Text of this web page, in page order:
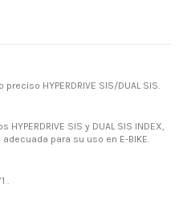
HYPERDRIVE SIS/DUAL SIS.
SIS y DUAL SIS INDEX,
para su uso en E-BIKE.